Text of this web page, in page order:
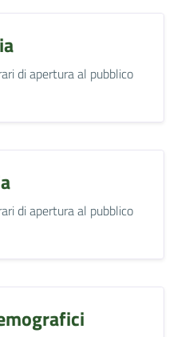
di apertura al pubblico
di apertura al pubblico